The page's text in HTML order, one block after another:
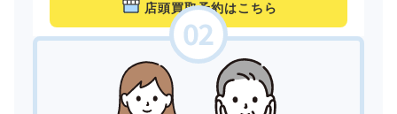
店頭買取予約はこちら